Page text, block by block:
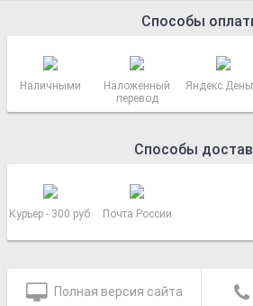
Способы
Наличными
Наложенный
перевод
Способы
Курьер - 300 руб. Почта России
Полная версия сайта